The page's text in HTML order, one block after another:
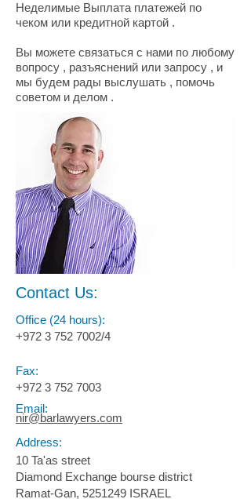
Неделимые Выплата платежей по
чеком или кредитной картой .
Вы можете связаться с нами по любому
вопросу , разъяснений или запросу , и
мы будем рады выслушать , помочь
советом и делом .
Contact Us:
Office (24 hours):
+972 3 752 7002/4
Fax:
+972 3 752 7003
Email:
nir@barlawyers.com
Address:
10 Ta'as street
Diamond Exchange bourse district
Ramat-Gan, 5251249 ISRAEL